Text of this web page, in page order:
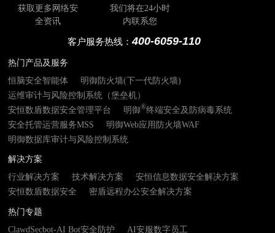
获取更多网络安
全资讯
我们将在24小时
内联系您
客户服务热线：400-6059-110
热门产品及服务
恒脑安全智能体
明御防火墙(下一代防火墙)
运维审计与风险控制系统（堡垒机）
安恒数盾数据安全管理平台
明御®终端安全及防病毒系统
安全托管运营服务MSS
明御Web应用防火墙WAF
明御数据库审计与风险控制系统
解决方案
行业解决方案
技术解决方案
安恒信息数据安全解决方案
安恒数盾数据安全
密盾远程办公安全解决方案
热门专题
ClawdSecbot-AI Bot安全防护
AI安服数字员工